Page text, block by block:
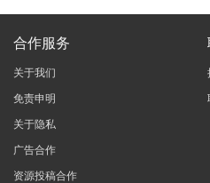
合作服务
关于我们
免责申明
关于隐私
广告合作
资源投稿合作